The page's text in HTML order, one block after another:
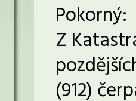
Pokorný:
Z
(912)